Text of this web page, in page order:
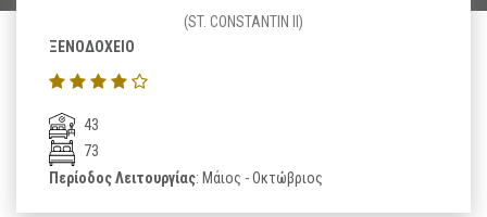
(ST. CONSTANTIN II)
ΞΕΝΟΔΟΧΕΙΟ
43
73
Περίοδος Λειτουργίας: Μάιος - Οκτώβριος